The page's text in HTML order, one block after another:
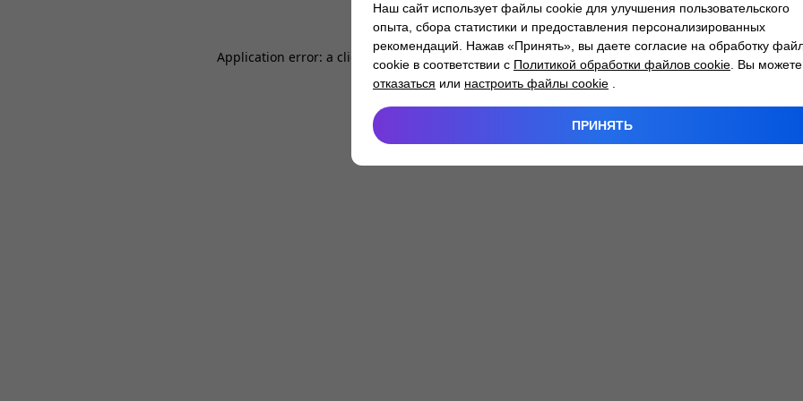
Application error: a client -side exception has occurred while loading atlantm.by (see the
Наш сайт использует файлы cookie для улучшения пользовательского
опыта, сбора статистики и предоставления персонализированных
рекомендаций. Нажав «Принять», вы даете согласие на обработку
cookie в соответствии с Политикой обработки файлов cookie . Вы можете
отказаться или настроить файлы cookie
ПРИНЯТЬ